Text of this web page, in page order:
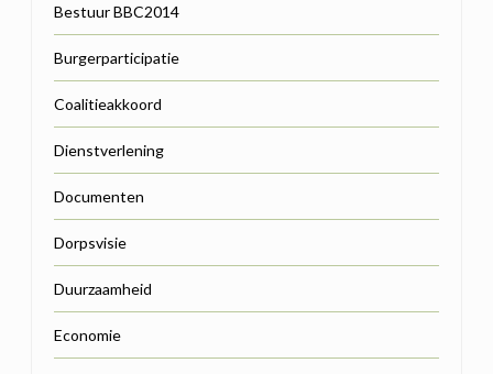
Bestuur BBC2014
Burgerparticipatie
Coalitieakkoord
Dienstverlening
Documenten
Dorpsvisie
Duurzaamheid
Economie